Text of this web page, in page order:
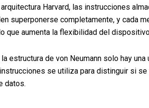
Harvard, las instrucciones
superponerse completamente, y cada
que aumenta la flexibilidad del
la estructura de von Neumann solo hay
se utiliza para distinguir si
datos.